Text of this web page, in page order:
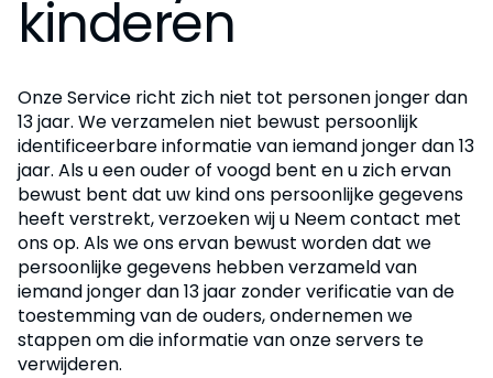
kinderen
Onze Service richt zich niet tot personen jonger dan
13 jaar. We verzamelen niet bewust persoonlijk
identificeerbare informatie van iemand jonger dan 13
jaar. Als u een ouder of voogd bent en u zich ervan
bewust bent dat uw kind ons persoonlijke gegevens
heeft verstrekt, verzoeken wij u Neem contact met
ons op. Als we ons ervan bewust worden dat we
persoonlijke gegevens hebben verzameld van
iemand jonger dan 13 jaar zonder verificatie van de
toestemming van de ouders, ondernemen we
stappen om die informatie van onze servers te
verwijderen.